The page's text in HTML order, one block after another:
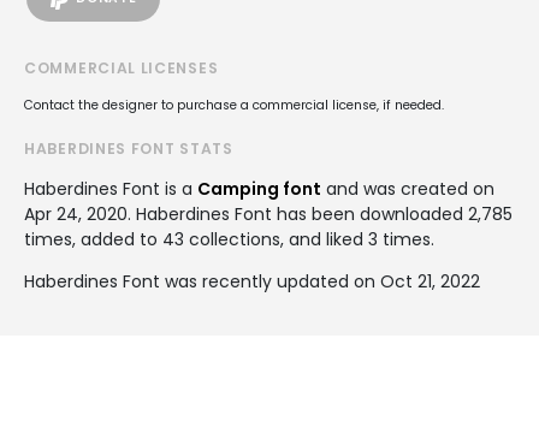
COMMERCIAL LICENSES
Contact the designer to purchase a commercial license, if needed.
HABERDINES FONT STATS
Haberdines Font is a Camping font and was created on
Apr 24, 2020. Haberdines Font has been downloaded 2,785
times, added to 43 collections, and liked 3 times.
Haberdines Font was recently updated on Oct 21, 2022